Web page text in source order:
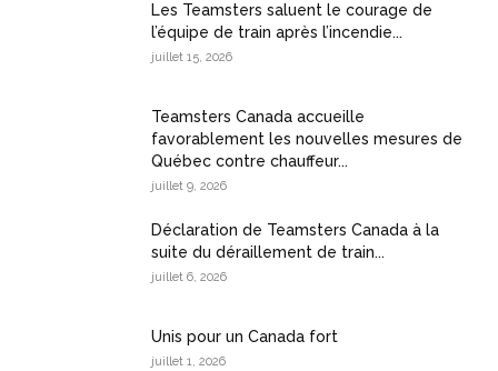
Les Teamsters saluent le courage de
l’équipe de train après l’incendie...
juillet 15, 2026
Teamsters Canada accueille
favorablement les nouvelles mesures de
Québec contre chauffeur...
juillet 9, 2026
Déclaration de Teamsters Canada à la
suite du déraillement de train...
juillet 6, 2026
Unis pour un Canada fort
juillet 1, 2026